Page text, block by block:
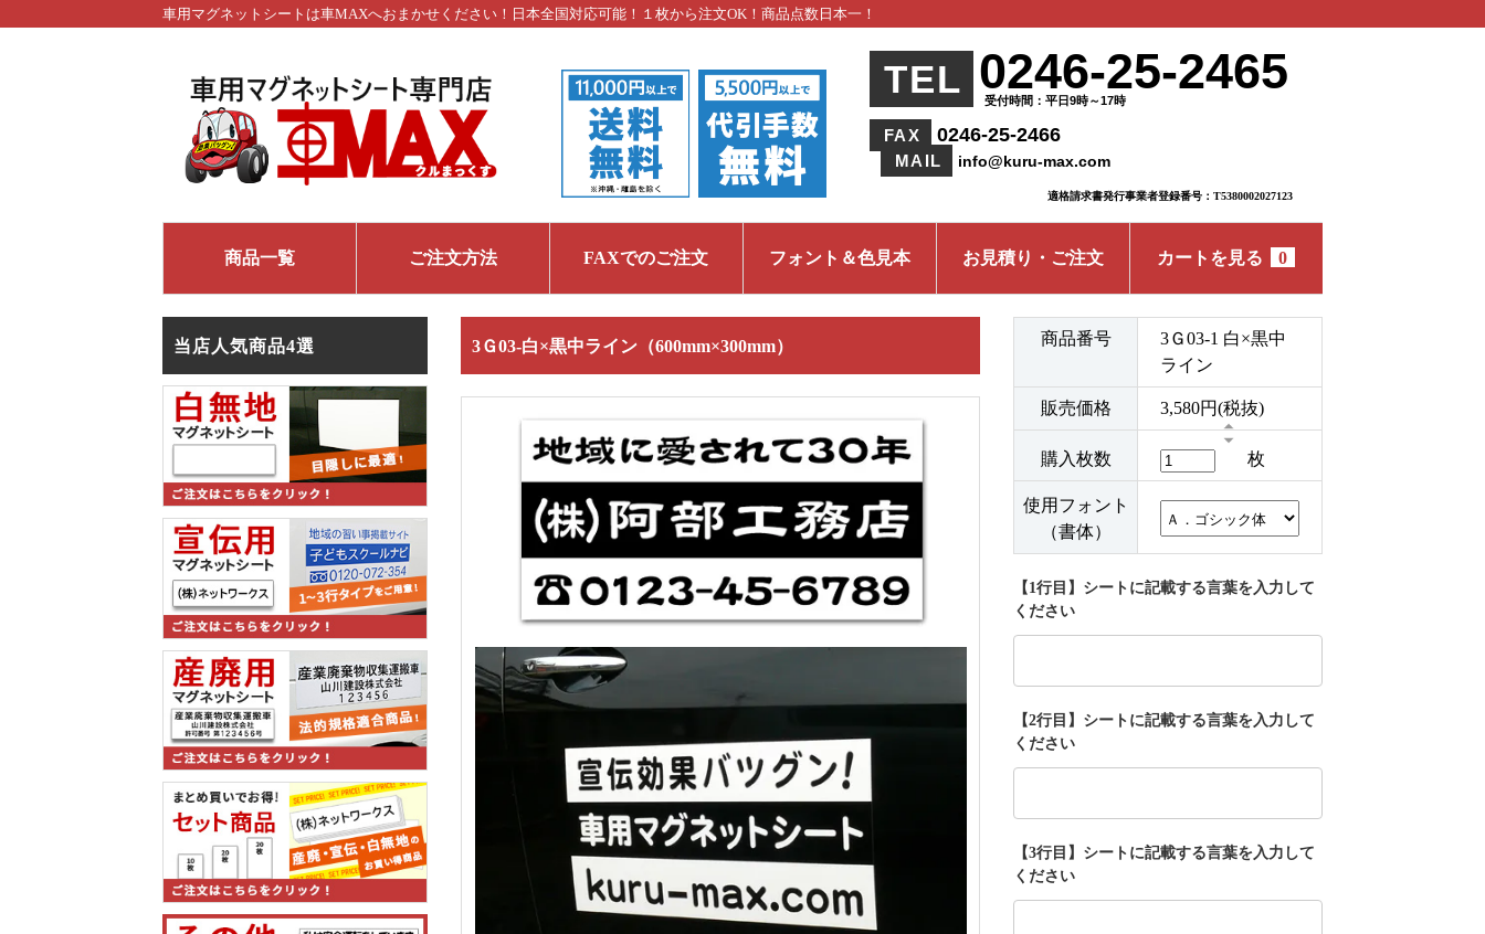
車用マグネットシートは車MAXへおまかせください！日本全国対応可能！１枚から注文OK！商品点数日本一！
TEL 0246-25-2465
受付時間：平日9時～17時
FAX 0246-25-2466
MAIL info@kuru-max.com
適格請求書発行事業者登録番号：T5380002027123
商品一覧 ご注文方法 FAXでのご注文 フォント＆色見本 お見積り・ご注文 カートを見る 0
3Ｇ03-白×黒中ライン（600mm×300mm） 商品番号
3Ｇ03-1 白×黒中
ライン
販売価格 3,580円(税抜)
購入枚数 枚
使用フォント
（書体）
【1行目】シートに記載する言葉を入力して
ください
【2行目】シートに記載する言葉を入力して
ください
【3行目】シートに記載する言葉を入力して
ください
当店人気商品4選